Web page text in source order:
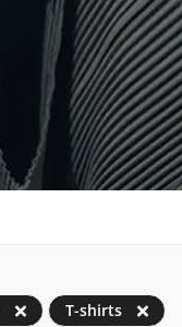
T-shirts